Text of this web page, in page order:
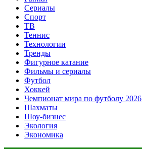
Сериалы
Спорт
ТВ
Теннис
Технологии
Тренды
Фигурное катание
Фильмы и сериалы
Футбол
Хоккей
Чемпионат мира по футболу 2026
Шахматы
Шоу-бизнес
Экология
Экономика